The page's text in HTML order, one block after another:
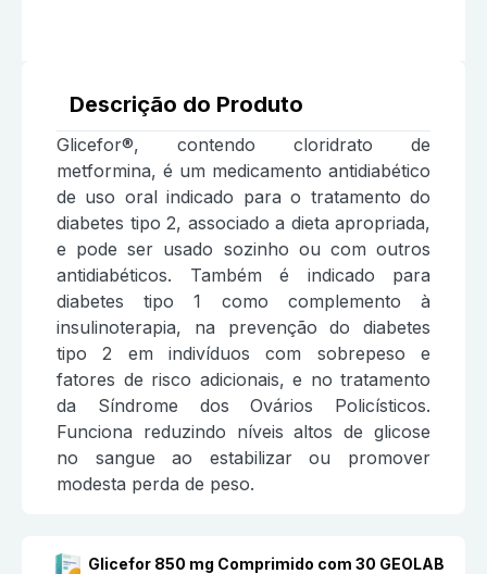
Descrição do Produto
Glicefor®, contendo cloridrato de
metformina, é um medicamento antidiabético
de uso oral indicado para o tratamento do
diabetes tipo 2, associado a dieta apropriada,
e pode ser usado sozinho ou com outros
antidiabéticos. Também é indicado para
diabetes tipo 1 como complemento à
insulinoterapia, na prevenção do diabetes
tipo 2 em indivíduos com sobrepeso e
fatores de risco adicionais, e no tratamento
da Síndrome dos Ovários Policísticos.
Funciona reduzindo níveis altos de glicose
no sangue ao estabilizar ou promover
modesta perda de peso.
Glicefor 850 mg Comprimido com 30 GEOLAB